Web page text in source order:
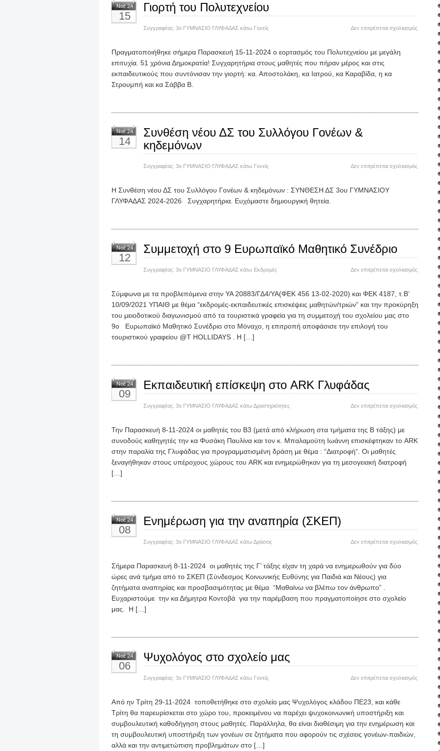
Νοέ 24
15
Γιορτή του Πολυτεχνείου
Συγγραφέας: 3ο ΓΥΜΝΑΣΙΟ ΓΛΥΦΑΔΑΣ κάτω Γονείς Δεν επιτρέπεται σχολιασμόςστο
Πραγματοποιήθηκε σήμερα Παρασκευή 15-11-2024 ο εορτασμός του Πολυτεχνείου με μεγάλη
επιτυχία. 51 χρόνια Δημοκρατία! Συγχαρητήρια στους μαθητές που πήραν μέρος και στις
εκπαιδευτικούς που συντόνισαν την γιορτή: κα. Αποστολάκη, κα Ιατρού, κα Καραβίδα, η κα
Στρουμπή και κα Σάββα Β.
Νοέ 24
14
Συνθέση νέου ΔΣ του Συλλόγου Γονέων &
κηδεμόνων
Συγγραφέας: 3ο ΓΥΜΝΑΣΙΟ ΓΛΥΦΑΔΑΣ κάτω Γονείς Δεν επιτρέπεται σχολιασμόςστο
Συνθέση
H Συνθέση νέου ΔΣ του Συλλόγου Γονέων & κηδεμόνων : ΣΥΝΘΕΣΗ ΔΣ 3ου ΓΥΜΝΑΣΙΟΥ
ΓΛΥΦΑΔΑΣ 2024-2026 Συγχαρητήρια. Ευχόμαστε δημιουργική θητεία.
Νοέ 24
12
Συμμετοχή στο 9 Ευρωπαϊκό Μαθητικό Συνέδριο
Συγγραφέας: 3ο ΓΥΜΝΑΣΙΟ ΓΛΥΦΑΔΑΣ κάτω Εκδρομές Δεν επιτρέπεται σχολιασμόςστο
Μαθητικό
Συνέδριο
Σύμφωνα με τα προβλεπόμενα στην ΥΑ 20883/ΓΔ4/ΥΑ(ΦΕΚ 456 13-02-2020) και ΦΕΚ 4187, τ.Β’
10/09/2021 ΥΠΑΙΘ με θέμα “εκδρομές-εκπαιδευτικές επισκέψεις μαθητών/τριών” και την προκύρηξη
του μειοδοτικού διαγωνισμού από τα τουριστικά γραφεία για τη συμμετοχή του σχολείου μας στο
9ο Ευρωπαϊκό Μαθητικό Συνέδριο στο Μόναχο, η επιτροπή αποφάσισε την επιλογή του
τουριστικού γραφείου @T HOLLIDAYS . Η […]
Νοέ 24
09
Εκπαιδευτική επίσκεψη στο ARK Γλυφάδας
Συγγραφέας: 3ο ΓΥΜΝΑΣΙΟ ΓΛΥΦΑΔΑΣ κάτω Δραστηριότητες Δεν επιτρέπεται σχολιασμόςστο
επίσκεψη
ARK
Την Παρασκευή 8-11-2024 οι μαθητές του Β3 (μετά από κλήρωση στα τμήματα της Β τάξης) με
συνοδούς καθηγητές την κα Φυσάκη Παυλίνα και τον κ. Μπαλαμούτη Ιωάννη επισκέφτηκαν το ARK
στην παραλία της Γλυφάδας για προγραμματισμένη δράση με θέμα : “Διατροφή“. Οι μαθητές
ξεναγήθηκαν στους υπέροχους χώρους του ARK και ενημερώθηκαν για τη μεσογειακή διατροφή
[…]
Νοέ 24
08
Ενημέρωση για την αναπηρία (ΣΚΕΠ)
Συγγραφέας: 3ο ΓΥΜΝΑΣΙΟ ΓΛΥΦΑΔΑΣ κάτω Δράσεις Δεν επιτρέπεται σχολιασμόςστο
αναπηρία
Σήμερα Παρασκευή 8-11-2024 οι μαθητές της Γ’ τάξης είχαν τη χαρά να ενημερωθούν για δύο
ώρες ανά τμήμα από το ΣΚΕΠ (Σύνδεσμος Κοινωνικής Ευθύνης για Παιδιά και Νέους) για
ζητήματα αναπηρίας και προσβασιμότητας με θέμα “Μαθαίνω να βλέπω τον άνθρωπο” .
Ευχαριστούμε την κα Δήμητρα Κοντοβά για την παρέμβαση που πραγματοποίησε στο σχολείο
μας. Η […]
Νοέ 24
06
Ψυχολόγος στο σχολείο μας
Συγγραφέας: 3ο ΓΥΜΝΑΣΙΟ ΓΛΥΦΑΔΑΣ κάτω Γονείς Δεν επιτρέπεται σχολιασμόςστο
Από ην Τρίτη 29-11-2024 τοποθετήθηκε στο σχολείο μας Ψυχολόγος κλάδου ΠΕ23, και κάθε
Τρίτη θα παρευρίσκεται στο χώρο του, προκειμένου να παρέχει ψυχοκοινωνική υποστήριξη και
συμβουλευτική καθοδήγηση στους μαθητές. Παράλληλα, θα είναι διαθέσιμη για την ενημέρωση και
τη συμβουλευτική υποστήριξη των γονέων σε ζητήματα που αφορούν τις σχέσεις γονέων-παιδιών,
αλλά και την αντιμετώπιση προβλημάτων στο […]